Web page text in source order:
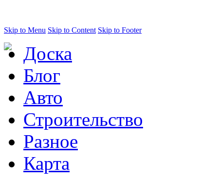
Skip to Menu Skip to Content Skip to Footer
Доска
Блог
Авто
Строительство
Разное
Карта